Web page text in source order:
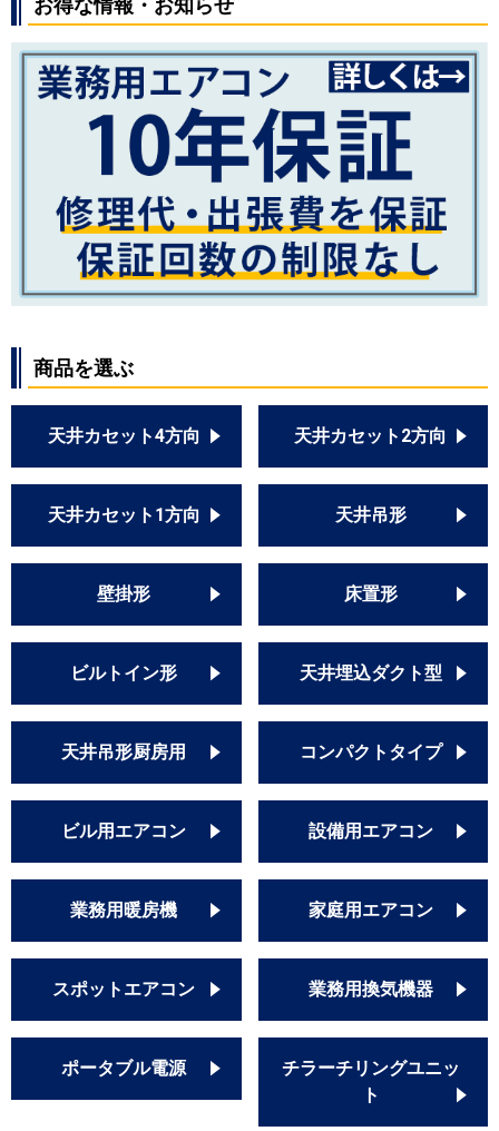
商品を選ぶ
天井カセット4方向 天井カセット2方向
天井カセット1方向 天井吊形
壁掛形 床置形
ビルトイン形 天井埋込ダクト型
天井吊形厨房用 コンパクトタイプ
ビル用エアコン 設備用エアコン
業務用暖房機 家庭用エアコン
スポットエアコン 業務用換気機器
ポータブル電源
チラーチリングユニッ
ト